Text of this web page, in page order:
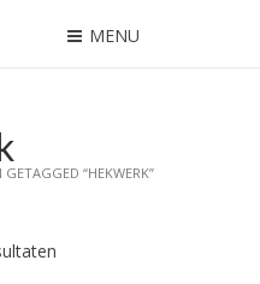
MENU
“HEKWERK”